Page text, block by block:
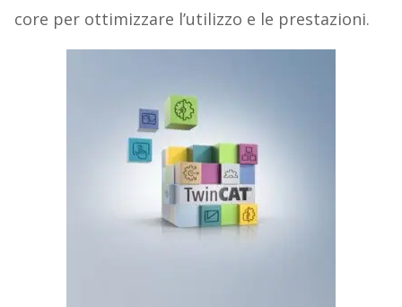
core per ottimizzare l’utilizzo e le prestazioni.